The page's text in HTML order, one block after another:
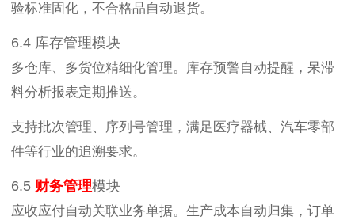
验标准固化，不合格品自动退货。
6.4 库存管理模块
多仓库、多货位精细化管理。库存预警自动提醒，呆滞
料分析报表定期推送。
支持批次管理、序列号管理，满足医疗器械、汽车零部
件等行业的追溯要求。
6.5 财务管理模块
应收应付自动关联业务单据。生产成本自动归集，订单